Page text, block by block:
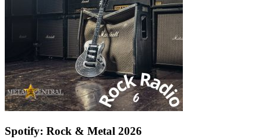
Spotify: Rock & Metal 2026